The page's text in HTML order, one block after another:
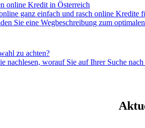
online Kredit in Österreich
ganz einfach und rasch online
Sie eine Wegbeschreibung zum
zu achten?
nachlesen, worauf Sie auf Ihrer Suche